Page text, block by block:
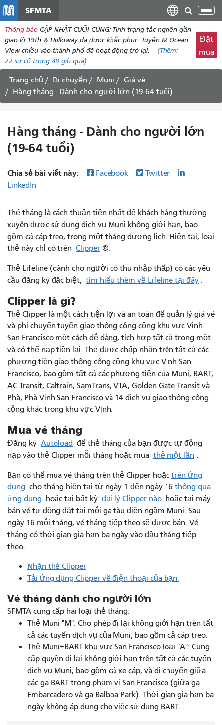
dung
SFMTA
Thông báo CẬP NHẬT CUỐI CÙNG: Tình trạng tắc nghẽn gần
giao lộ 19th & Holloway đã được khắc phục. Tuyến M Ocean
View chiều vào thành phố đã hoạt động trở lại.
(Thêm:
22 sự cố trong 48 giờ qua)
Đặt
mua
Trang chủ Di chuyển Muni
Giá vé
Hàng tháng - Dành cho người lớn (19-64 tuổi)
Hàng tháng - Dành cho người lớn
(19-64 tuổi)
Chia sẻ bài viết này: Facebook
Twitter
LinkedIn
Thẻ tháng là cách thuận tiện nhất để khách hàng thường
xuyên được sử dụng dịch vụ Muni không giới hạn, bao
gồm cả cáp treo, trong một tháng dương lịch. Hiện tại, loại
thẻ này chỉ có trên Clipper ®.
Thẻ Lifeline (dành cho người có thu nhập thấp) có các yêu
cầu đăng ký đặc biệt, tìm hiểu thêm về Lifeline tại đây .
Clipper là gì?
Thẻ Clipper là một cách tiện lợi và an toàn để quản lý giá vé
và phí chuyển tuyến giao thông công cộng khu vực Vịnh
San Francisco một cách dễ dàng, tích hợp tất cả trong một
và có thể nạp tiền lại. Thẻ được chấp nhận trên tất cả các
phương tiện giao thông công cộng khu vực Vịnh San
Francisco, bao gồm tất cả các phương tiện của Muni, BART,
AC Transit, Caltrain, SamTrans, VTA, Golden Gate Transit và
Phà, Phà Vịnh San Francisco và 14 dịch vụ giao thông công
cộng khác trong khu vực Vịnh.
Mua vé tháng
Đăng ký Autoload để thẻ tháng của bạn được tự động
nạp vào thẻ Clipper mỗi tháng hoặc mua thẻ một lần .
Bạn có thể mua vé tháng trên thẻ Clipper hoặc trên ứng
dụng cho tháng hiện tại từ ngày 1 đến ngày 16 thông qua
ứng dụng hoặc tại bất kỳ đại lý Clipper nào hoặc tại máy
bán vé tự động đặt tại mỗi ga tàu điện ngầm Muni. Sau
ngày 16 mỗi tháng, vé tháng tiếp theo sẽ được bán. Vé
tháng có thời gian gia hạn ba ngày vào đầu tháng tiếp
theo.
Nhận thẻ Clipper
Tải ứng dụng Clipper về điện thoại của bạn
Vé tháng dành cho người lớn
SFMTA cung cấp hai loại thẻ tháng:
Thẻ Muni "M": Cho phép đi lại không giới hạn trên tất
cả các tuyến dịch vụ của Muni, bao gồm cả cáp treo.
Thẻ Muni+BART khu vực San Francisco loại "A": Cung
cấp quyền đi lại không giới hạn trên tất cả các tuyến
dịch vụ Muni, bao gồm cả xe cáp, và di chuyển giữa
các ga BART trong phạm vi San Francisco (giữa ga
Embarcadero và ga Balboa Park). Thời gian gia hạn ba
ngày không áp dụng cho việc sử dụng BART.